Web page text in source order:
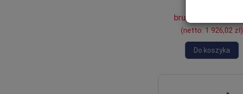
brutto:
(netto: 1 926,02 zł)
Do koszyka